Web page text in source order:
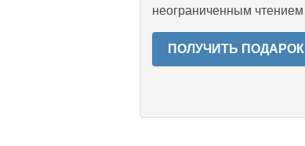
неограниченным чтением
ПОЛУЧИТЬ ПОДАРОК